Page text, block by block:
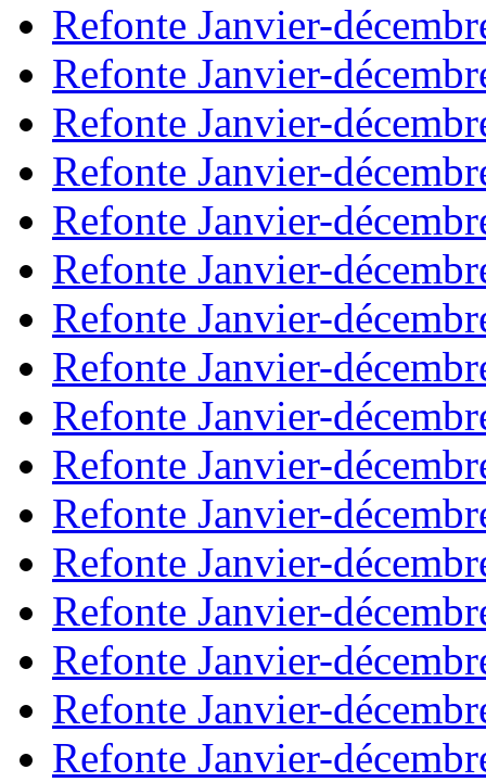
Refonte Janvier-
Refonte Janvier-
Refonte Janvier-
Refonte Janvier-
Refonte Janvier-
Refonte Janvier-
Refonte Janvier-
Refonte Janvier-
Refonte Janvier-
Refonte Janvier-
Refonte Janvier-
Refonte Janvier-
Refonte Janvier-
Refonte Janvier-
Refonte Janvier-
Refonte Janvier-